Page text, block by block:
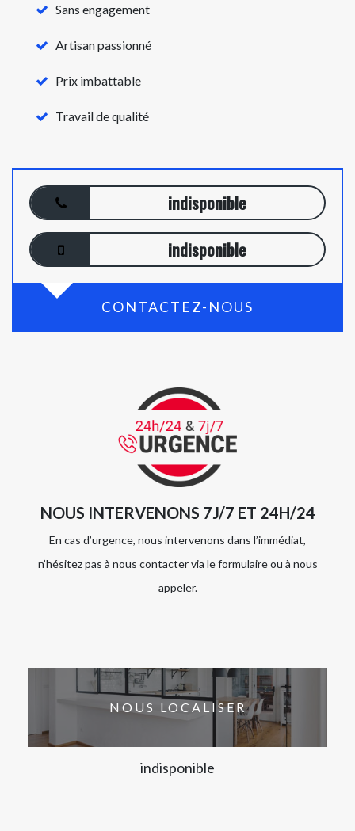
Sans engagement
Artisan passionné
Prix imbattable
Travail de qualité
indisponible
indisponible
CONTACTEZ-NOUS
NOUS INTERVENONS 7J/7 ET 24H/24
En cas d’urgence, nous intervenons dans l’immédiat,
n’hésitez pas à nous contacter via le formulaire ou à nous
appeler.
NOUS LOCALISER
indisponible